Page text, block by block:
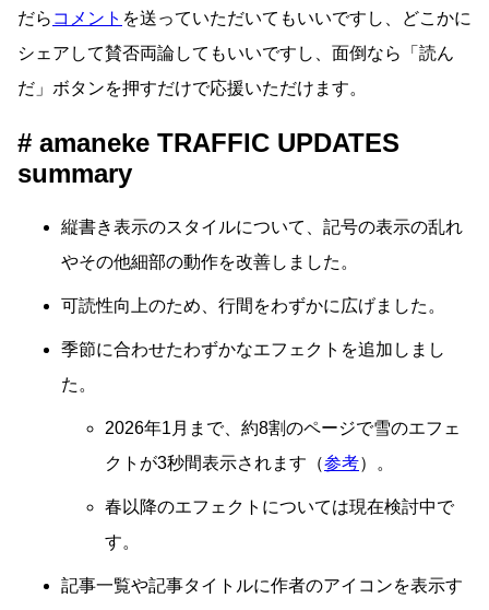
だら コメント を送っていただいてもいいですし、どこかに
シェアして賛否両論してもいいですし、面倒なら「読ん
だ」ボタンを押すだけで応援いただけます。
amaneke TRAFFIC UPDATES
summary
縦書き表示のスタイルについて、記号の表示の乱れ
やその他細部の動作を改善しました。
可読性向上のため、行間をわずかに広げました。
季節に合わせたわずかなエフェクトを追加しまし
た。
2026年1月まで、約8割のページで雪のエフェ
クトが3秒間表示されます（参考）。
春以降のエフェクトについては現在検討中で
す。
記事一覧や記事タイトルに作者のアイコンを表示す